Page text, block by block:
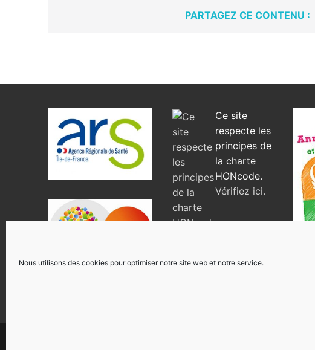
Nous utilisons des cookies pour optimiser notre site web et notre service.
PARTAGEZ CE CONTENU :
Ce site
respecte les
principes de
la charte
HONcode.
Vérifiez ici.